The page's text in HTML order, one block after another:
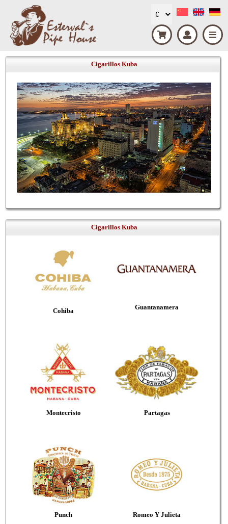
Cigarillos Kuba
Cigarillos Kuba
Cohiba Guantanamera
Montecristo Partagas
Punch Romeo Y Julieta